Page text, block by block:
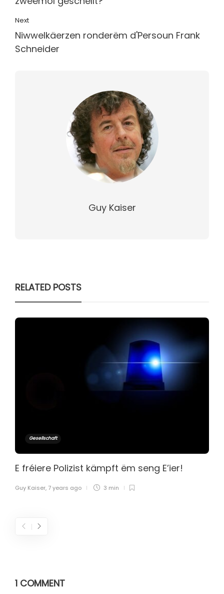
Next
Niwwelkäerzen ronderëm d'Persoun Frank
Schneider
Guy Kaiser
RELATED POSTS
Gesellschaft
E fréiere Polizist kämpft ëm seng E’ier!
Guy Kaiser, 7 years ago 3 min
1 COMMENT